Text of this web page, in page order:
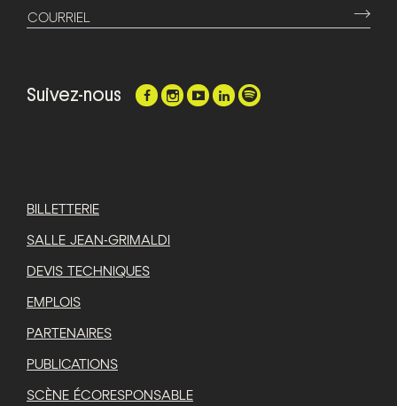
COURRIEL ⟶
Suivez-nous
BILLETTERIE
SALLE JEAN-GRIMALDI
DEVIS TECHNIQUES
EMPLOIS
PARTENAIRES
PUBLICATIONS
SCÈNE ÉCORESPONSABLE